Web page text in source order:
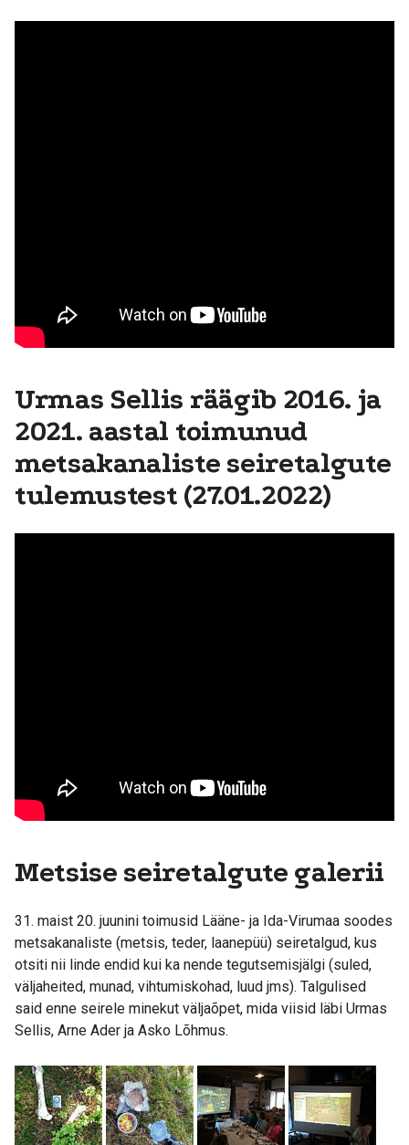
Urmas Sellis räägib 2016. ja
2021. aastal toimunud
metsakanaliste seiretalgute
tulemustest (27.01.2022)
Metsise seiretalgute galerii
31. maist 20. juunini toimusid Lääne- ja Ida-Virumaa soodes
metsakanaliste (metsis, teder, laanepüü) seiretalgud, kus
otsiti nii linde endid kui ka nende tegutsemisjälgi (suled,
väljaheited, munad, vihtumiskohad, luud jms). Talgulised
said enne seirele minekut väljaõpet, mida viisid läbi Urmas
Sellis, Arne Ader ja Asko Lõhmus.